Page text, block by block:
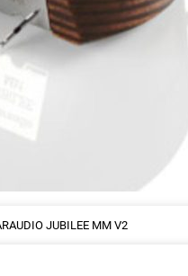
JUBILEE MM V2